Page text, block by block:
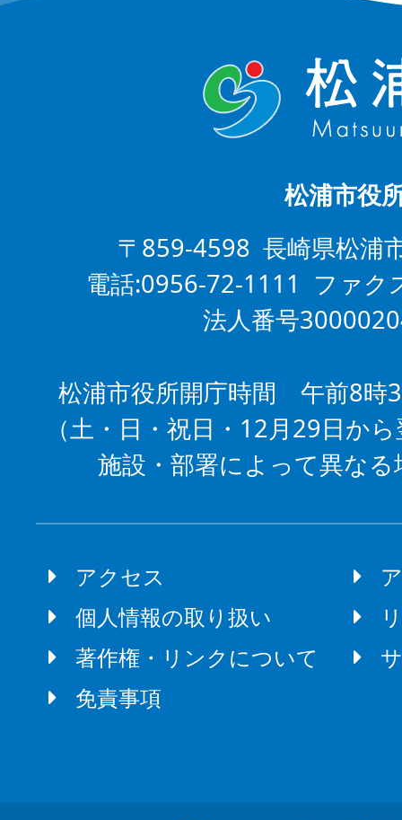
松浦市役
〒859-4598 長崎県松浦
電話:0956-72-1111 ファ
法人番号
松浦市役所開庁時間 午前8時
（土・日・祝日・12月29日か
施設・部署によって異な
アクセス
個人情報の取り扱い
著作権・リンクについて
免責事項